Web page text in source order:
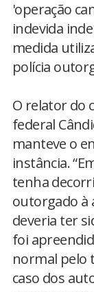
'operação
indevida
medida
polícia
O relator do
federal
manteve o
instância.
tenha
outorgado à
deveria ter
foi
normal pelo
caso dos